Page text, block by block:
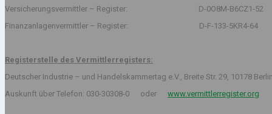
Versicherungsvermittler – Register: D-0O8M-B6CZ1-52
Finanzanlagenvermittler – Register: D-F-133-5KR4-64
Registerstelle des Vermittlerregisters:
Deutscher Industrie – und Handelskammertag e.V., Breite Str. 29, 10178
Auskunft über Telefon: 030-30308-0 oder www.vermittlerregister.org